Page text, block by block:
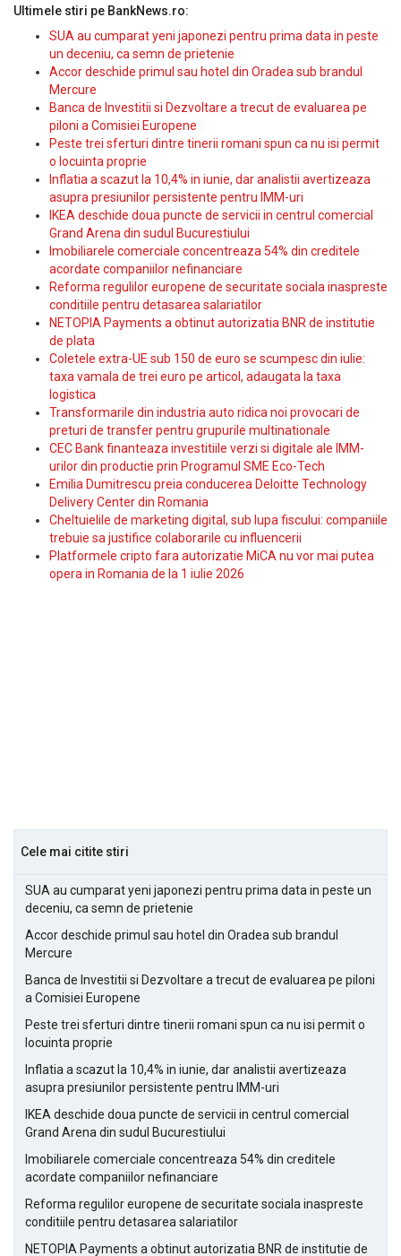
Ultimele stiri pe BankNews.ro:
SUA au cumparat yeni japonezi pentru prima data in peste
un deceniu, ca semn de prietenie
Accor deschide primul sau hotel din Oradea sub brandul
Mercure
Banca de Investitii si Dezvoltare a trecut de evaluarea pe
piloni a Comisiei Europene
Peste trei sferturi dintre tinerii romani spun ca nu isi permit
o locuinta proprie
Inflatia a scazut la 10,4% in iunie, dar analistii avertizeaza
asupra presiunilor persistente pentru IMM-uri
IKEA deschide doua puncte de servicii in centrul comercial
Grand Arena din sudul Bucurestiului
Imobiliarele comerciale concentreaza 54% din creditele
acordate companiilor nefinanciare
Reforma regulilor europene de securitate sociala inaspreste
conditiile pentru detasarea salariatilor
NETOPIA Payments a obtinut autorizatia BNR de institutie
de plata
Coletele extra-UE sub 150 de euro se scumpesc din iulie:
taxa vamala de trei euro pe articol, adaugata la taxa
logistica
Transformarile din industria auto ridica noi provocari de
preturi de transfer pentru grupurile multinationale
CEC Bank finanteaza investitiile verzi si digitale ale IMM-
urilor din productie prin Programul SME Eco-Tech
Emilia Dumitrescu preia conducerea Deloitte Technology
Delivery Center din Romania
Cheltuielile de marketing digital, sub lupa fiscului: companiile
trebuie sa justifice colaborarile cu influencerii
Platformele cripto fara autorizatie MiCA nu vor mai putea
opera in Romania de la 1 iulie 2026
Cele mai citite stiri
SUA au cumparat yeni japonezi pentru prima data in peste un
deceniu, ca semn de prietenie
Accor deschide primul sau hotel din Oradea sub brandul
Mercure
Banca de Investitii si Dezvoltare a trecut de evaluarea pe piloni
a Comisiei Europene
Peste trei sferturi dintre tinerii romani spun ca nu isi permit o
locuinta proprie
Inflatia a scazut la 10,4% in iunie, dar analistii avertizeaza
asupra presiunilor persistente pentru IMM-uri
IKEA deschide doua puncte de servicii in centrul comercial
Grand Arena din sudul Bucurestiului
Imobiliarele comerciale concentreaza 54% din creditele
acordate companiilor nefinanciare
Reforma regulilor europene de securitate sociala inaspreste
conditiile pentru detasarea salariatilor
NETOPIA Payments a obtinut autorizatia BNR de institutie de